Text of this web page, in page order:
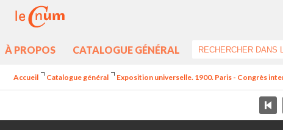
À PROPOS CATALOGUE GÉNÉRAL
Accueil Catalogue général Exposition universelle. 1900. Paris - Congrès